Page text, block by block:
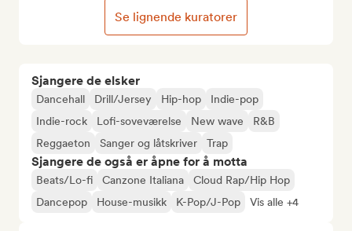
Sjangere de elsker
Dancehall Drill/Jersey Hip-hop
Indie-pop
Indie-rock
Lofi-soveværelse New wave
R&B
Reggaeton
Sanger og låtskriver Trap
Sjangere de også er åpne for å motta
Beats/Lo-fi Canzone Italiana
Cloud Rap/Hip Hop
Dancepop
House-musikk K-Pop/J-Pop Vis alle +4
Se lignende kuratorer